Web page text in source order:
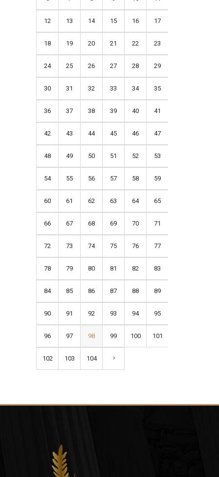
12 13 14 15 16 17
18 19 20 21 22 23
24 25 26 27 28 29
30 31 32 33 34 35
36 37 38 39 40 41
42 43 44 45 46 47
48 49 50 51 52 53
54 55 56 57 58 59
60 61 62 63 64 65
66 67 68 69 70 71
72 73 74 75 76 77
78 79 80 81 82 83
84 85 86 87 88 89
90 91 92 93 94 95
96 97 98 99 100 101
102 103 104